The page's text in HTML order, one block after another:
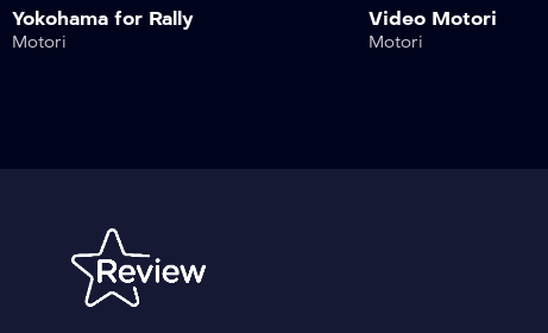
Yokohama for Rally
Motori
Video Motori
Motori